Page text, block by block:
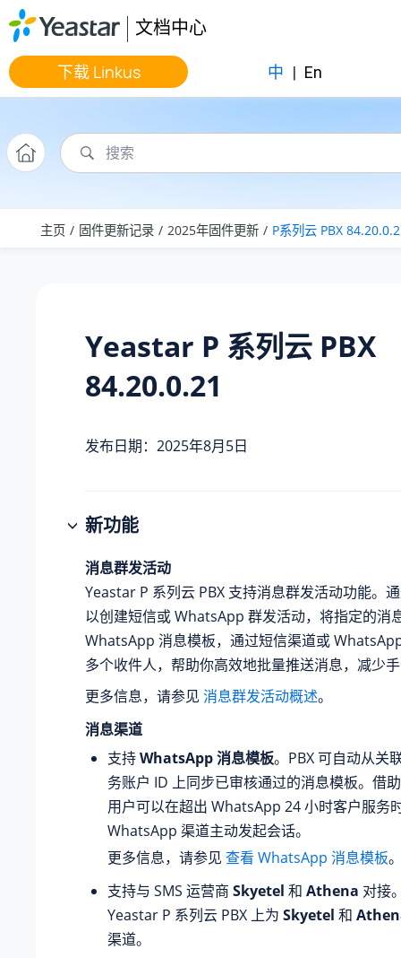
跳转到主要内容
文档中心
下载 Linkus 中 | En
主页 固件更新记录 2025年固件更新 P系列云 PBX
Yeastar P 系列云 PBX
84.20.0.21
发布日期：2025年8月5日
新功能
消息群发活动
Yeastar P 系列云 PBX 支持消息群发活动功能。
以创建短信或 WhatsApp 群发活动，将指定的消
WhatsApp 消息模板，通过短信渠道或
多个收件人，帮助你高效地批量推送消息，减少
更多信息，请参见 消息群发活动概述。
消息渠道
支持WhatsApp 消息模板。PBX 可自动从关
务账户 ID 上同步已审核通过的消息模板。借
用户可以在超出 WhatsApp 24 小时客户服务
WhatsApp 渠道主动发起会话。
更多信息，请参见 查看 WhatsApp 消息模板
支持与 SMS 运营商 Skyetel 和 Athena 对接
Yeastar P 系列云 PBX 上为 Skyetel 和
渠道。